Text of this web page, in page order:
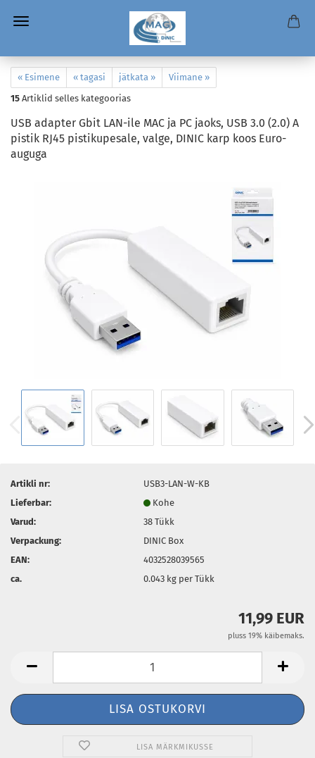
« Esimene « tagasi jätkata »
Viimane »
15 Artiklid selles kategoorias
USB adapter Gbit LAN-ile MAC ja PC jaoks, USB 3.0 (2.0) A
pistik RJ45 pistikupesale, valge, DINIC karp koos Euro-
auguga
Artikli nr:
USB3-LAN-W-KB
Lieferbar:
Kohe
Varud:
38Tükk
Verpackung:
DINIC Box
EAN:
4032528039565
ca.
0.043 kg per Tükk
11,99 EUR
pluss 19% käibemaks.
LISA MÄRKMIKUSSE